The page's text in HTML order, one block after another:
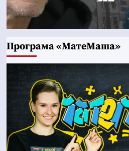
Програма «МатеМаша»